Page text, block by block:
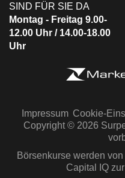
SIND FÜR SIE DA
Montag - Freitag 9.00-
12.00 Uhr / 14.00-18.00
Uhr
Impressum Cookie-
Copyright © 2026
Börsenkurse werden
Capital IQ